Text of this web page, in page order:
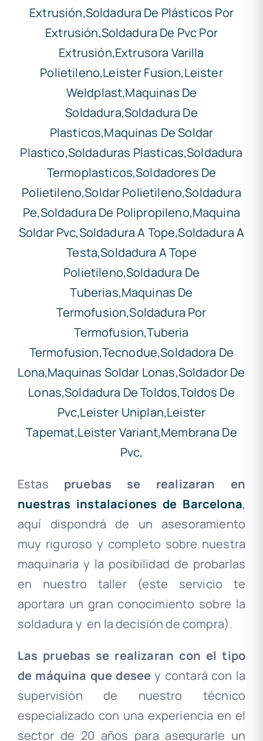
Estas pruebas se realizaran en
nuestras instalaciones de Barcelona,
aquí dispondrá de un asesoramiento
muy riguroso y completo sobre nuestra
maquinaria y la posibilidad de probarlas
en nuestro taller (este servicio te
aportara un gran conocimiento sobre la
soldadura y en la decisión de compra).
Las pruebas se realizaran con el tipo
de máquina que desee y contará con la
supervisión de nuestro técnico
especializado con una experiencia en el
sector de 20 años para asegurarle un